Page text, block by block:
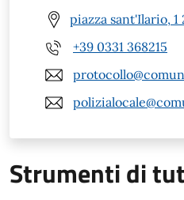
piazza sant'Ilario, 1
+39 0331 368215
Strumenti di